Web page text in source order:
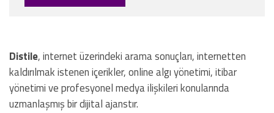
Distile, internet üzerindeki arama sonuçları, internetten
kaldırılmak istenen içerikler, online algı yönetimi, itibar
yönetimi ve profesyonel medya ilişkileri konularında
uzmanlaşmış bir dijital ajanstır.